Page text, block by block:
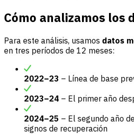
Cómo analizamos los
Para este análisis, usamos datos
en tres períodos de 12 meses:
2022–23 – Línea de base
2023–24 – El primer año
2024–25 – El segundo año
signos de recuperación